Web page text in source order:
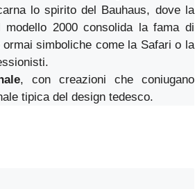
lo spirito del Bauhaus, dove la
2000 consolida la fama di
simboliche come la Safari o la
, con creazioni che coniugano
tipica del design tedesco.